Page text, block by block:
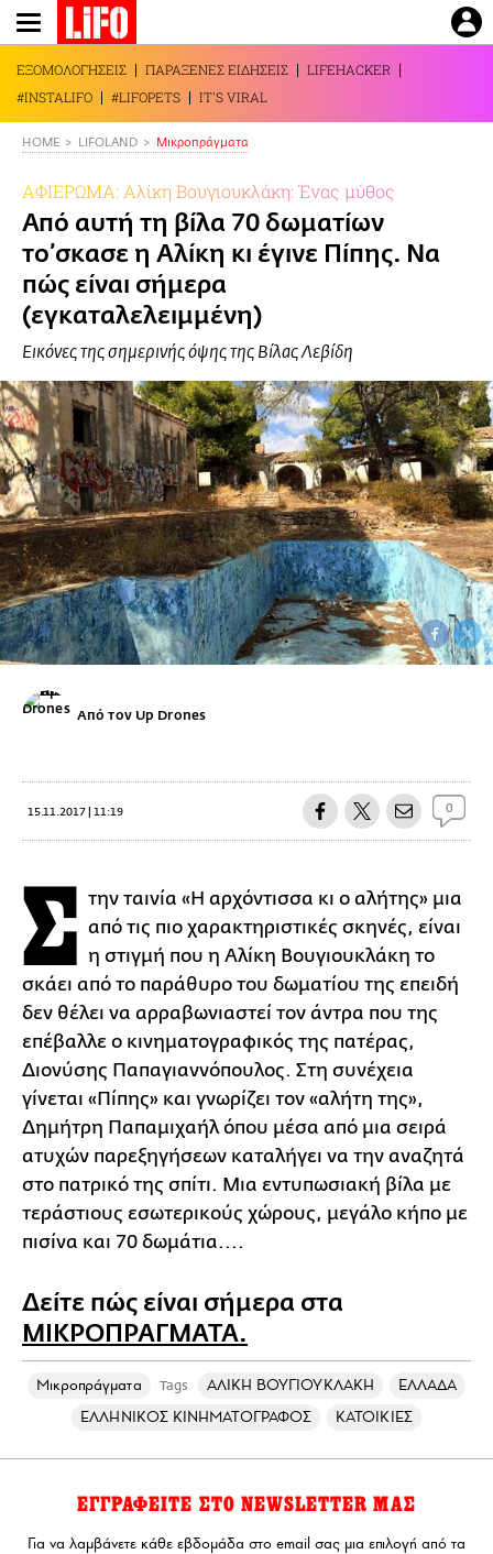
Παράκαμψη
προς
το
κυρίως
περιεχόμενο
ΕΞΟΜΟΛΟΓΗΣΕΙΣ ΠΑΡΑΞΕΝΕΣ ΕΙΔΗΣΕΙΣ
LIFEHACKER
#INSTALIFO
#LIFOPETS IT'S VIRAL
HOME LIFOLAND Mικροπράγματα
ΑΦΙΕΡΩΜΑ: Αλίκη Βουγιουκλάκη: Ένας μύθος
Από αυτή τη βίλα 70 δωματίων
το’σκασε η Αλίκη κι έγινε Πίπης. Να
πώς είναι σήμερα
(εγκαταλελειμμένη)
Εικόνες της σημερινής όψης της Βίλας Λεβίδη
Από τον Up Drones
15.11.2017 | 11:19 0
Σ την ταινία «Η αρχόντισσα κι ο αλήτης» μια
από τις πιο χαρακτηριστικές σκηνές, είναι
η στιγμή που η Αλίκη Βουγιουκλάκη το
σκάει από το παράθυρο του δωματίου της επειδή
δεν θέλει να αρραβωνιαστεί τον άντρα που της
επέβαλλε ο κινηματογραφικός της πατέρας,
Διονύσης Παπαγιαννόπουλος. Στη συνέχεια
γίνεται «Πίπης» και γνωρίζει τον «αλήτη της»,
Δημήτρη Παπαμιχαήλ όπου μέσα από μια σειρά
ατυχών παρεξηγήσεων καταλήγει να την αναζητά
στο πατρικό της σπίτι. Μια εντυπωσιακή βίλα με
τεράστιους εσωτερικούς χώρους, μεγάλο κήπο με
πισίνα και 70 δωμάτια....
Δείτε πώς είναι σήμερα στα
ΜΙΚΡΟΠΡΑΓΜΑΤΑ.
Mικροπράγματα Tags ΑΛΙΚΗ ΒΟΥΓΙΟΥΚΛΑΚΗ
ΕΛΛΑΔΑ
ΕΛΛΗΝΙΚΟΣ ΚΙΝΗΜΑΤΟΓΡΑΦΟΣ
ΚΑΤΟΙΚΙΕΣ
ΕΓΓΡΑΦΕΙΤΕ ΣΤΟ NEWSLETTER ΜΑΣ
Για να λαμβάνετε κάθε εβδομάδα στο email σας μια επιλογή από τα